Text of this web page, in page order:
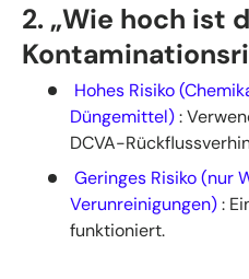
2. „Wie hoch ist
Hohes Risiko
Düngemittel):
DCVA-
Geringes Risiko (nur
Verunreinigungen):
funktioniert.